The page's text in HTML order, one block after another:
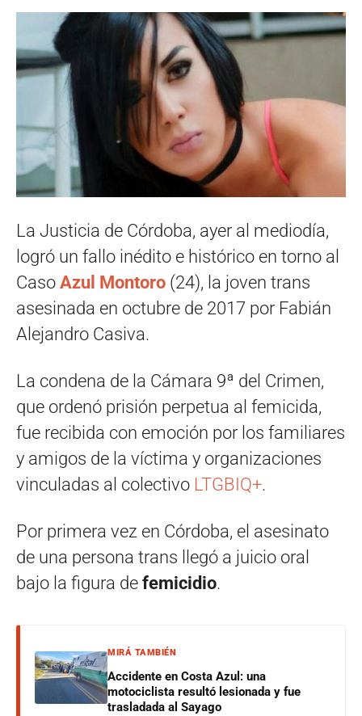
La Justicia de Córdoba, ayer al mediodía,
logró un fallo inédito e histórico en torno al
Caso Azul Montoro (24), la joven trans
asesinada en octubre de 2017 por Fabián
Alejandro Casiva.
La condena de la Cámara 9ª del Crimen,
que ordenó prisión perpetua al femicida,
fue recibida con emoción por los familiares
y amigos de la víctima y organizaciones
vinculadas al colectivo LTGBIQ+.
Por primera vez en Córdoba, el asesinato
de una persona trans llegó a juicio oral
bajo la figura de femicidio.
MIRÁ TAMBIÉN
Accidente en Costa Azul: una
motociclista resultó lesionada y fue
trasladada al Sayago